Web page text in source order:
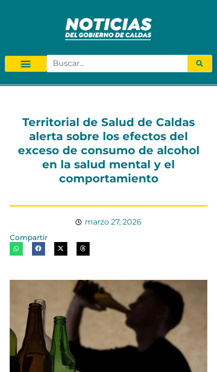
Territorial de Salud de Caldas
alerta sobre los efectos del
exceso de consumo de alcohol
en la salud mental y el
comportamiento
marzo 27, 2026
Compartir